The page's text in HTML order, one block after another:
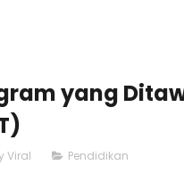
yang
Viral Pendidikan